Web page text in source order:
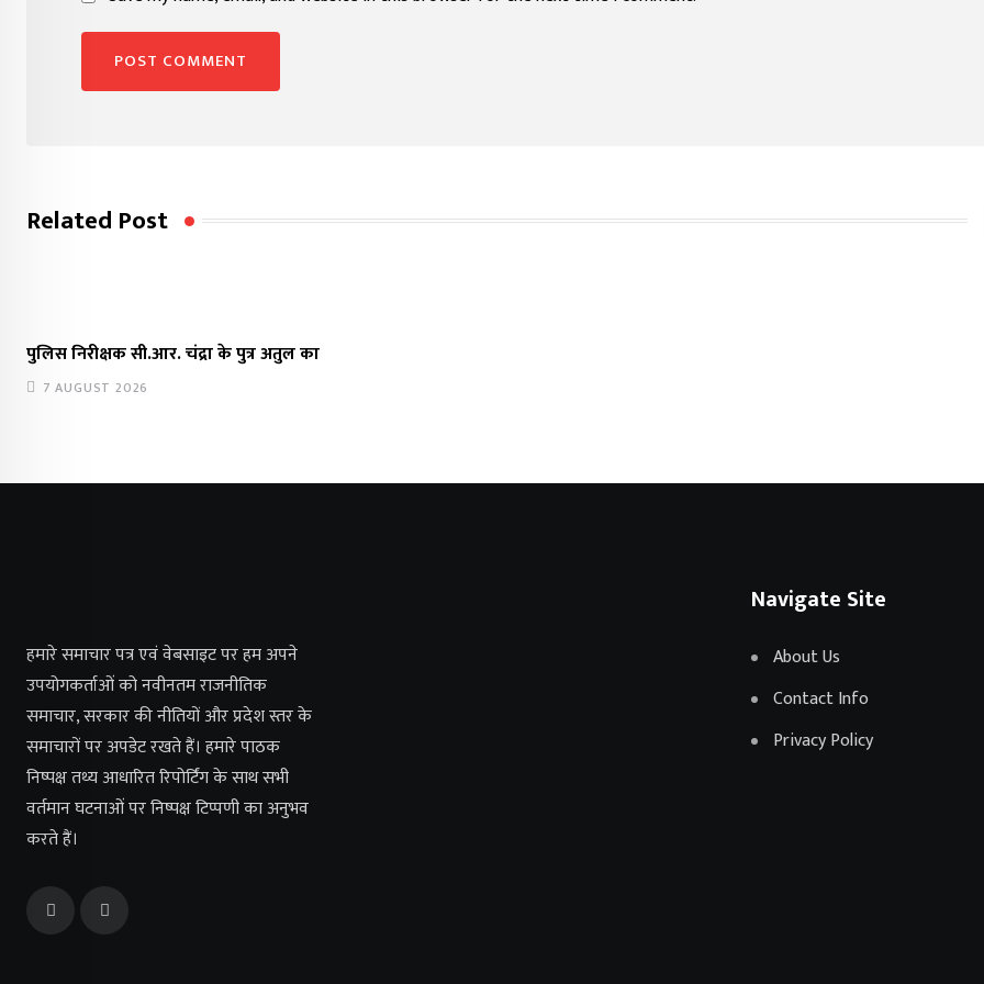
Related Post
पुलिस निरीक्षक सी.आर. चंद्रा के पुत्र अतुल का
7 AUGUST 2026
हमारे समाचार पत्र एवं वेबसाइट पर हम अपने
उपयोगकर्ताओं को नवीनतम राजनीतिक
समाचार, सरकार की नीतियों और प्रदेश स्तर के
समाचारों पर अपडेट रखते हैं। हमारे पाठक
निष्पक्ष तथ्य आधारित रिपोर्टिंग के साथ सभी
वर्तमान घटनाओं पर निष्पक्ष टिप्पणी का अनुभव
करते हैं।
Navigate Site
About Us
Contact Info
Privacy Policy